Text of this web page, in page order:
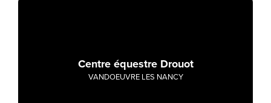
Centre équestre Drouot
VANDOEUVRE LES NANCY